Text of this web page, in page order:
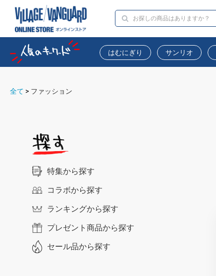
はむにぎり サンリオ
全て > ファッション
特集から探す
コラボから探す
ランキングから探す
プレゼント商品から探す
セール品から探す